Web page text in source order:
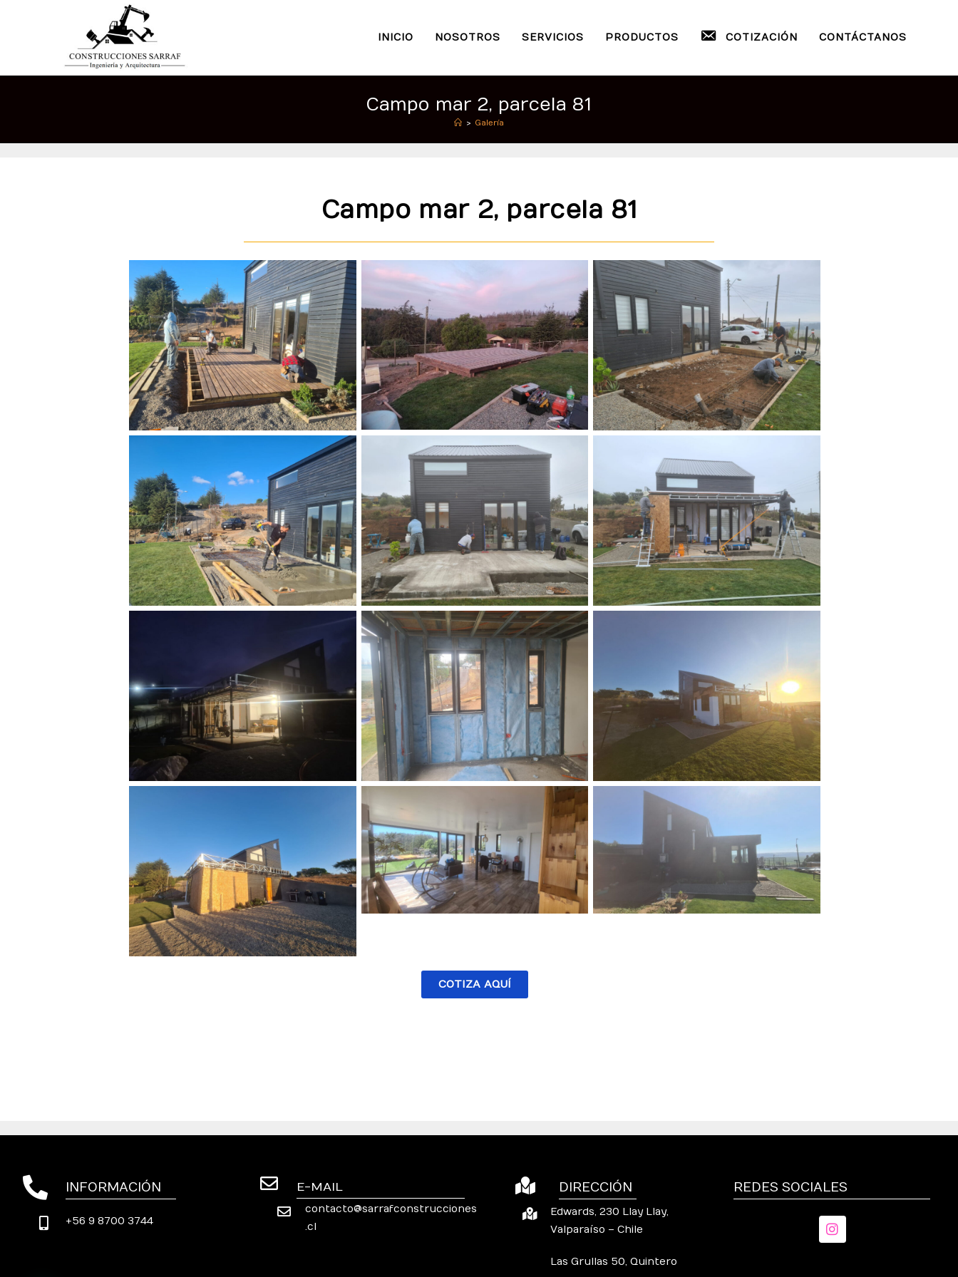
INICIO NOSOTROS SERVICIOS PRODUCTOS COTIZACIÓN CONTÁCTANOS
Campo mar 2, parcela 81
> Galería
Campo mar 2, parcela 81
COTIZA AQUÍ
INFORMACIÓN
+56 9 8700 3744
E-MAIL
contacto@sarrafconstrucciones
.cl
DIRECCIÓN
Edwards, 230 Llay Llay,
Valparaíso – Chile
Las Grullas 50, Quintero
REDES SOCIALES